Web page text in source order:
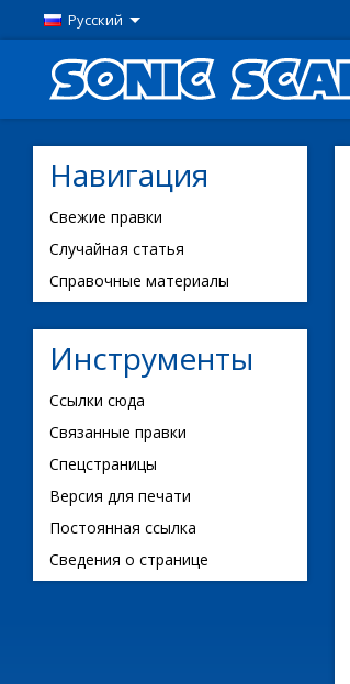
Русский
Навигация
Свежие правки
Случайная статья
Справочные материалы
Инструменты
Ссылки сюда
Связанные правки
Спецстраницы
Версия для печати
Постоянная ссылка
Сведения о странице